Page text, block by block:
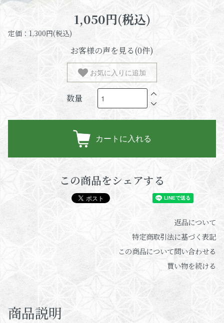
1,050円(税込)
定価：1,300円(税込)
お客様の声を見る(0件)
お気に入りに追加
数量
カートに入れる
この商品をシェアする
返品について
特定商取引法に基づく表記
この商品について問い合わせる
買い物を続ける
商品説明